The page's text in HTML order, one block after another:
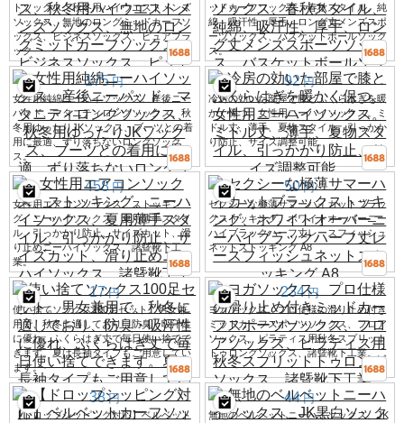
トソックス、秋冬用ハイウエストメンズ
ソックス、無地のロングミッドカーフソ
ックス、ビジネスソックス、ピュアブラ
ック
ッドカーフソックス、春秋スタイル、純
綿、吸汗性、厚手、ロング丈メンズスポ
ーツソックス、バスケットボールソック
ス。
175 円
女性用純綿ニーハイソックス、産後ニー
パッド、マタニティロングソックス、秋
冬用ゆったりJKソックス、ブーツとの着
用に最適、ずり落ちないロングソック
ス。
92 円
冷房の効いた部屋で膝とふくらはぎを暖
かく保つ、女性用ニーハイソックス。ミ
ドル丈、薄手、夏物スタイル、引っかか
り防止、サイズ調整可能。
458 円
女性用エアコンソックス、ストッキン
グ、ニーハイソックス、夏用薄手スタイ
ル、引っかかり防止、サイズカット、滑
り止めニーハイソックス、諸曁靴下工
業。
50 円
セクシーな極薄サマーハイカットブラッ
クストッキング、ホワイトオーバーニー
ハイブラックハーフ丈レースフィッシュ
ネットストッキング A8
17 円
使い捨てソックス100足セット。男女兼
用で、秋冬に適しており、防臭・吸汗性
に優れ、ふくらはぎ丈で毎日使い捨てで
きます。夏は長袖タイプもご用意してい
ます。
234 円
ヨガソックス、プロ仕様の滑り止め付き
ミッドカーフスポーツソックス、フロア
ソックス、ピラティス用秋冬スプリット
トゥロングソックス、諸曁靴下工業。
38 円
【ドロップシッピング対応】ベルベット
44 円
無地のベルベットニーハイソックス、JK